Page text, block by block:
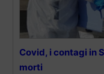
Covid, i contagi in
morti